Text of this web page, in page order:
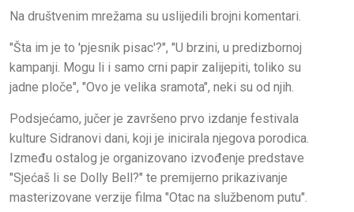
Na društvenim mrežama su uslijedili brojni komentari.
"Šta im je to 'pjesnik pisac'?", "U brzini, u predizbornoj
kampanji. Mogu li i samo crni papir zalijepiti, toliko su
jadne ploče", "Ovo je velika sramota", neki su od njih.
Podsjećamo, jučer je završeno prvo izdanje festivala
kulture Sidranovi dani, koji je inicirala njegova porodica.
Između ostalog je organizovano izvođenje predstave
"Sjećaš li se Dolly Bell?" te premijerno prikazivanje
masterizovane verzije filma "Otac na službenom putu".